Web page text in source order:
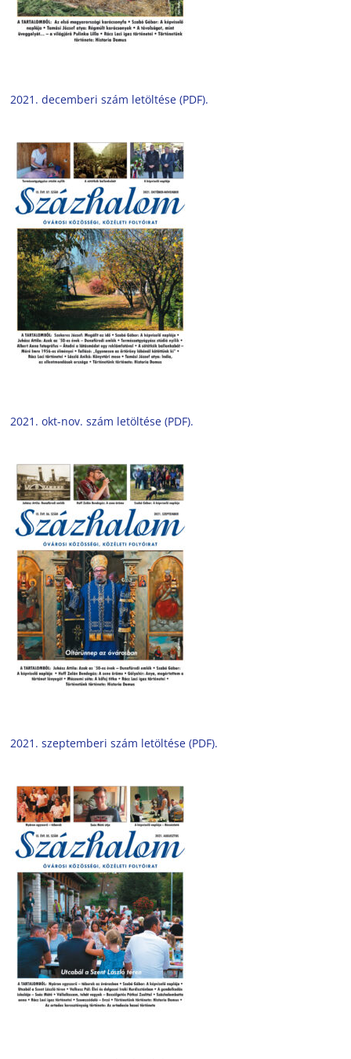
2021. decemberi szám letöltése (PDF).
2021. okt-nov. szám letöltése (PDF).
2021. szeptemberi szám letöltése (PDF).